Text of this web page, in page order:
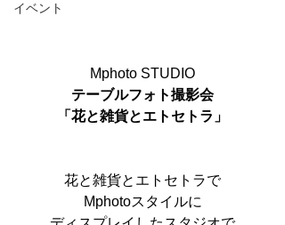
イベント
Mphoto STUDIO
テーブルフォト撮影会
「花と雑貨とエトセトラ」
花と雑貨とエトセトラで
Mphotoスタイルに